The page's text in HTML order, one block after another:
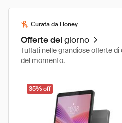
Curata da Honey
Offerte delgiorno
Tuffati nelle grandiose offerte
del momento.
35% off